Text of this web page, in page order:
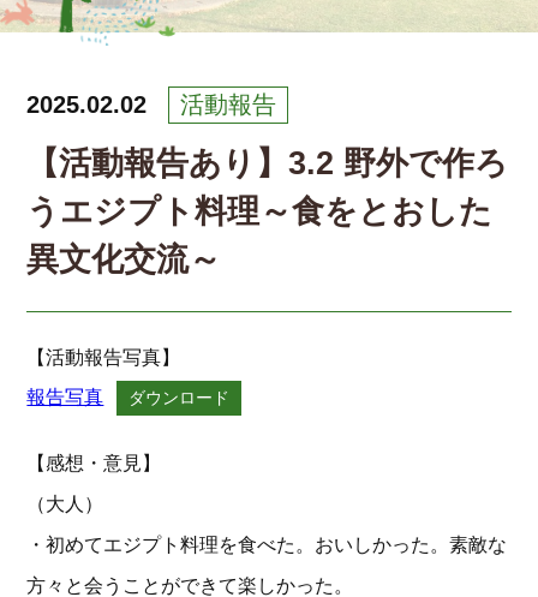
【活動報告あり】3.2 野外で作ろ
うエジプト料理～食をとおした
異文化交流～
2025.02.02 活動報告
【活動報告写真】
報告写真 ダウンロード
【感想・意見】
（大人）
・初めてエジプト料理を食べた。おいしかった。素敵な
方々と会うことができて楽しかった。